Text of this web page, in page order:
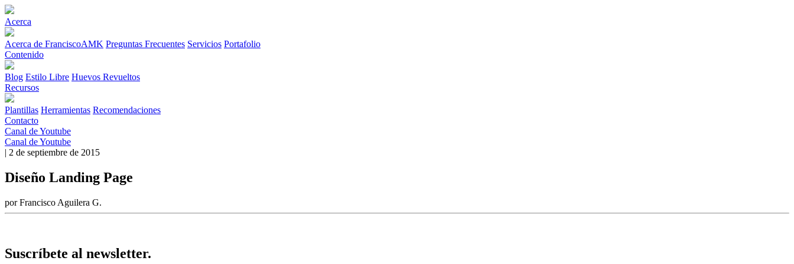
Acerca
Acerca de FranciscoAMK Preguntas Frecuentes Servicios Portafolio
Contenido
Blog Estilo Libre Huevos Revueltos
Recursos
Plantillas Herramientas Recomendaciones
Contacto
Canal de Youtube
Canal de Youtube
| 2 de septiembre de 2015
Diseño Landing Page
por Francisco Aguilera G.
Suscríbete al newsletter.